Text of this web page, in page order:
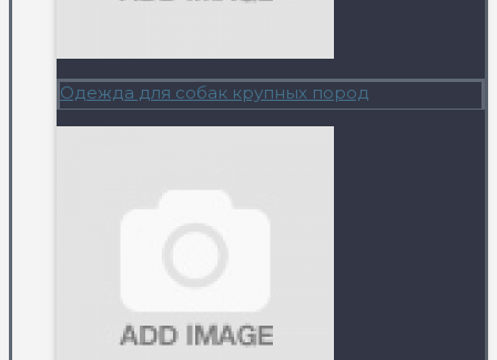
Одежда для собак крупных пород